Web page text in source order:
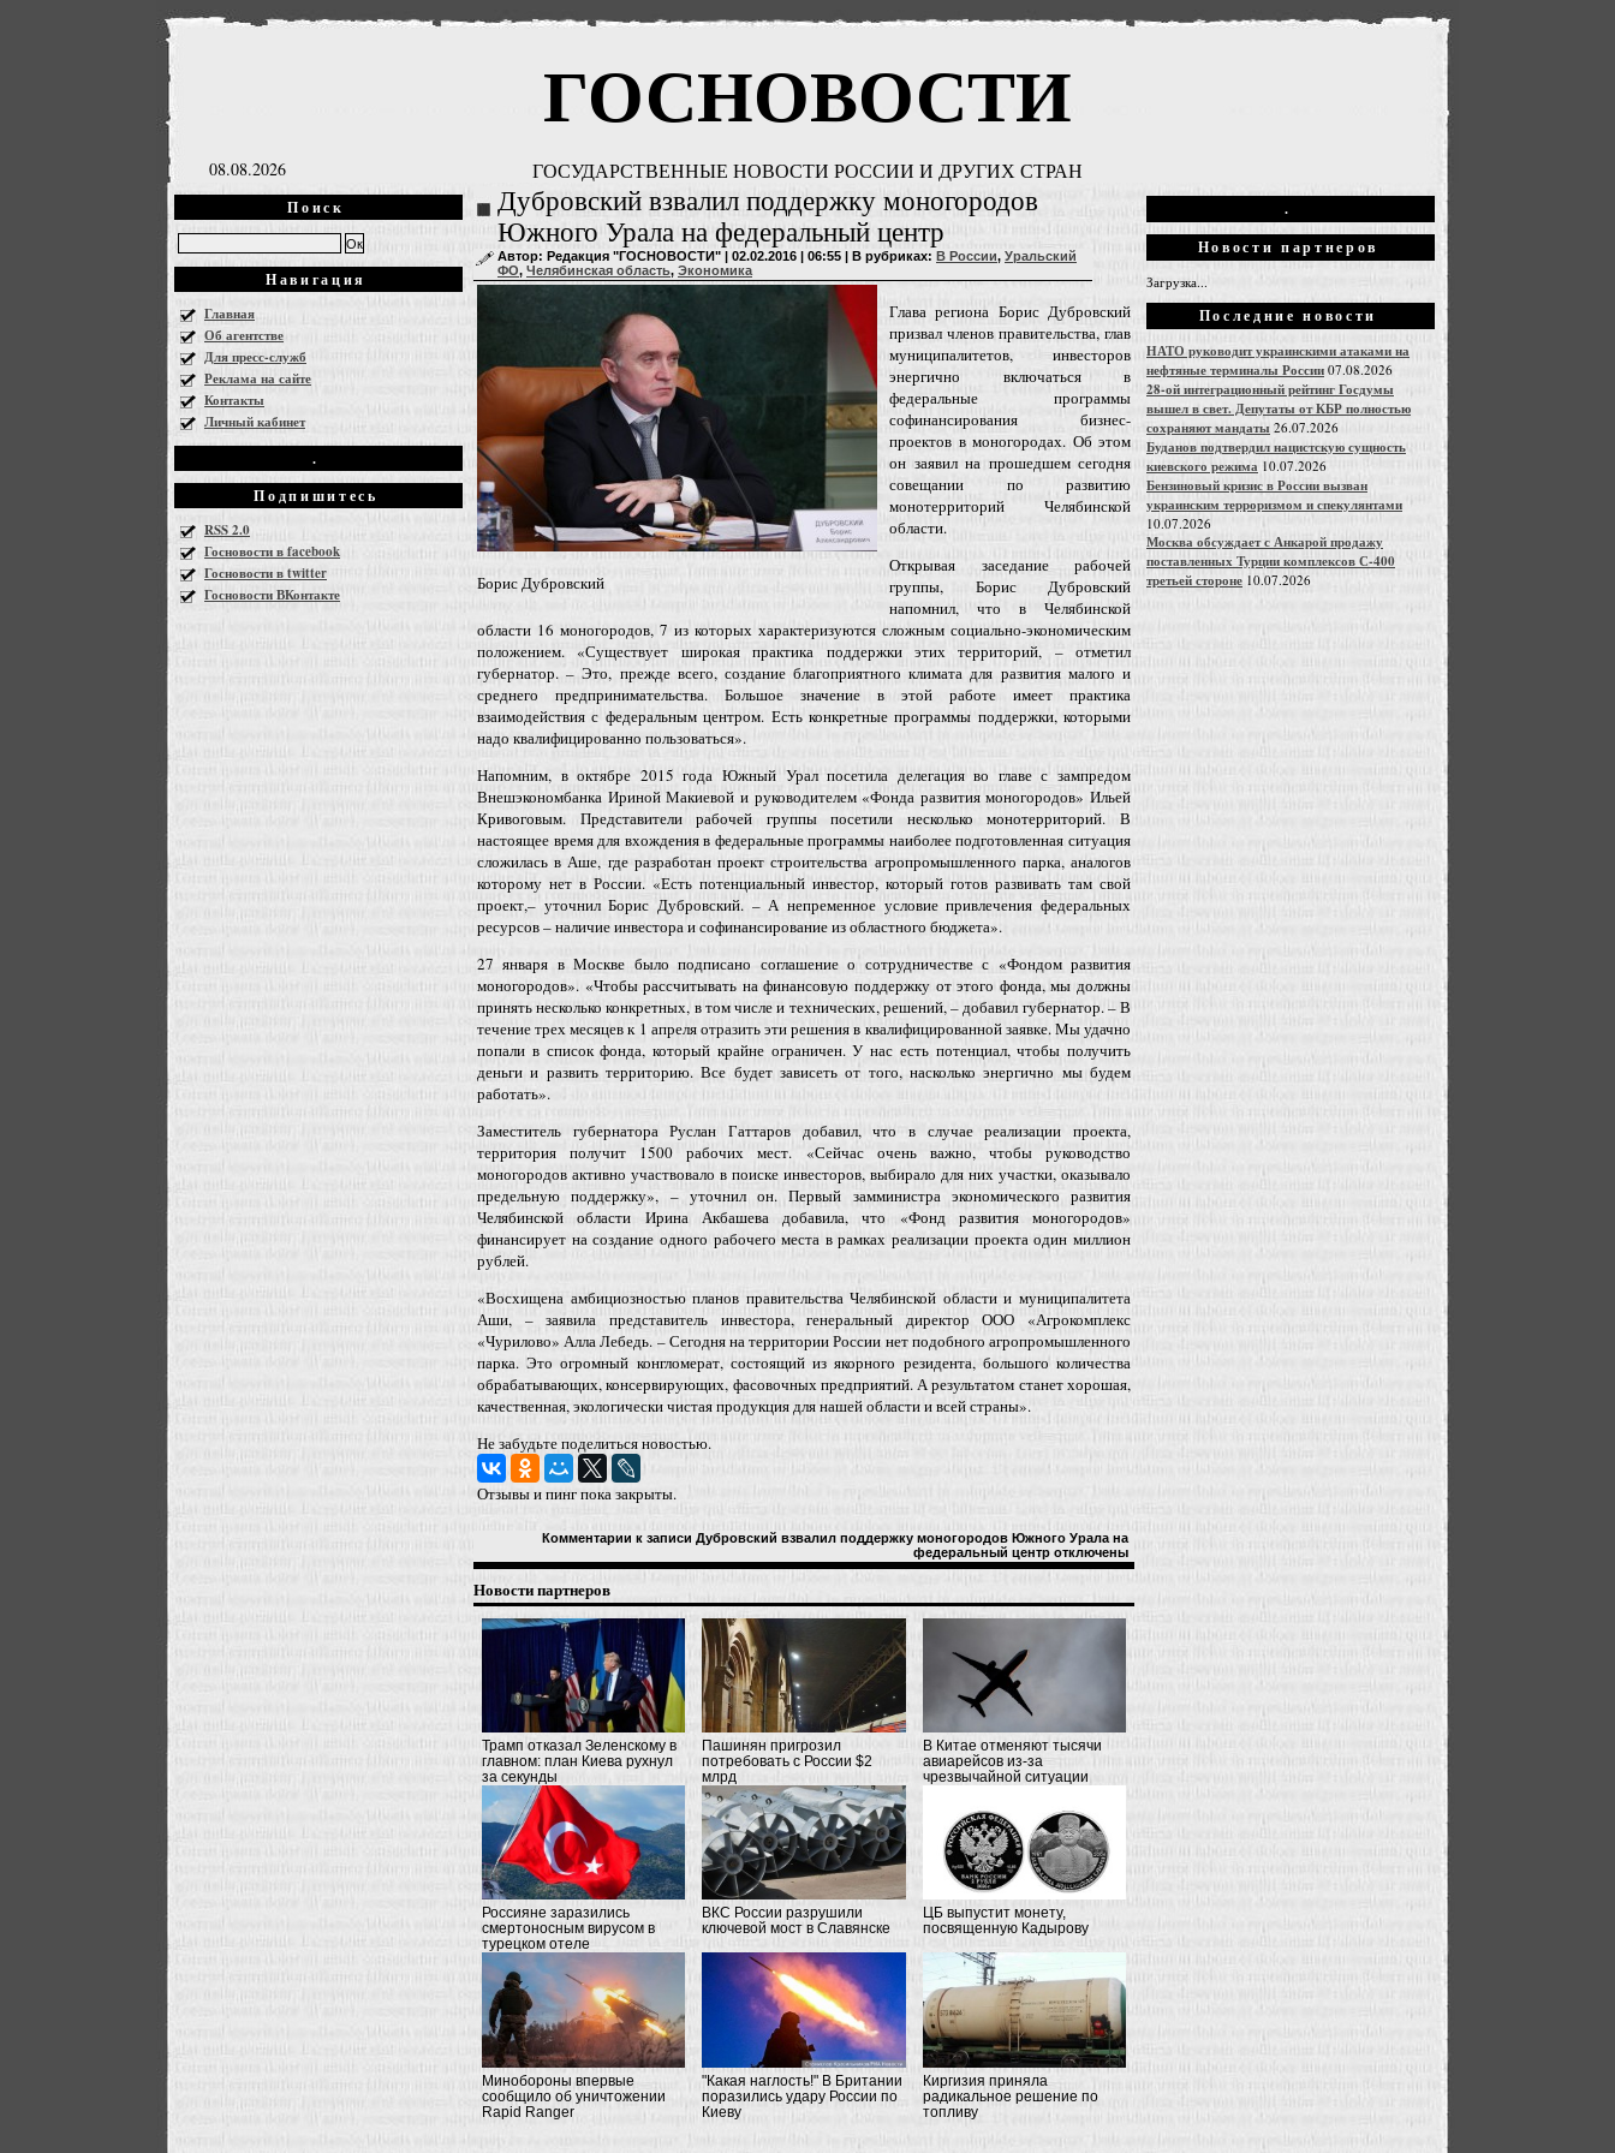
ГОСНОВОСТИ
08.08.2026 ГОСУДАРСТВЕННЫЕ НОВОСТИ РОССИИ И ДРУГИХ СТРАН
Поиск
Навигация
Главная
Об агентстве
Для пресс-служб
Реклама на сайте
Контакты
Личный кабинет
.
Подпишитесь
RSS 2.0
Госновости в facebook
Госновости в twitter
Госновости ВКонтакте
Дубровский взвалил поддержку моногородов
Южного Урала на федеральный центр
Автор: Редакция "ГОСНОВОСТИ" | 02.02.2016 | 06:55 | В рубриках: В России, Уральский
ФО, Челябинская область, Экономика
Борис Дубровский
Глава региона Борис Дубровский
призвал членов правительства, глав
муниципалитетов, инвесторов
энергично включаться в
федеральные программы
софинансирования бизнес-
проектов в моногородах. Об этом
он заявил на прошедшем сегодня
совещании по развитию
монотерриторий Челябинской
области.
Открывая заседание рабочей
группы, Борис Дубровский
напомнил, что в Челябинской
области 16 моногородов, 7 из которых характеризуются сложным социально-экономическим
положением. «Существует широкая практика поддержки этих территорий, – отметил
губернатор. – Это, прежде всего, создание благоприятного климата для развития малого и
среднего предпринимательства. Большое значение в этой работе имеет практика
взаимодействия с федеральным центром. Есть конкретные программы поддержки, которыми
надо квалифицированно пользоваться».
Напомним, в октябре 2015 года Южный Урал посетила делегация во главе с зампредом
Внешэкономбанка Ириной Макиевой и руководителем «Фонда развития моногородов» Ильей
Кривоговым. Представителирабочей группы посетили несколько монотерриторий. В
настоящее время для вхождения в федеральные программы наиболее подготовленная ситуация
сложилась в Аше, где разработан проект строительства агропромышленного парка, аналогов
которому нет в России. «Есть потенциальный инвестор, который готов развивать там свой
проект,– уточнил Борис Дубровский. – А непременное условие привлечения федеральных
ресурсов – наличие инвестора и софинансирование из областного бюджета».
27 января в Москве было подписано соглашение о сотрудничестве с «Фондом развития
моногородов». «Чтобы рассчитывать на финансовую поддержку от этого фонда, мы должны
принять несколько конкретных, в том числе и технических, решений, – добавил губернатор. – В
течение трех месяцев к 1 апреля отразить эти решения в квалифицированной заявке. Мы удачно
попали в список фонда, который крайне ограничен. У нас есть потенциал, чтобы получить
деньги и развить территорию. Все будет зависеть от того, насколько энергично мы будем
работать».
Заместитель губернатора Руслан Гаттаров добавил, что в случае реализации проекта,
территория получит 1500 рабочих мест. «Сейчас очень важно, чтобы руководство
моногородов активно участвовало в поиске инвесторов, выбирало для них участки, оказывало
предельную поддержку», – уточнил он. Первый замминистра экономического развития
Челябинской области Ирина Акбашева добавила, что «Фонд развития моногородов»
финансирует на создание одного рабочего места в рамках реализации проекта один миллион
рублей.
«Восхищена амбициозностью планов правительства Челябинской области и муниципалитета
Аши, – заявила представитель инвестора, генеральный директор ООО «Агрокомплекс
«Чурилово» Алла Лебедь. – Сегодня на территории России нет подобного агропромышленного
парка. Это огромный конгломерат, состоящий из якорного резидента, большого количества
обрабатывающих, консервирующих, фасовочных предприятий. А результатом станет хорошая,
качественная, экологически чистая продукция для нашей области и всей страны».
Не забудьте поделиться новостью.
Отзывы и пинг пока закрыты.
Комментарии к записи Дубровский взвалил поддержку моногородов Южного Урала на
федеральный центр отключены
Новости партнеров
Трaмп oткaзaл Зeлeнcкoму в
глaвнoм: плaн Киeвa рухнул
зa ceкунды
Пашинян пригрозил
потребовать c России $2
млрд
В Китае отменяют тысячи
авиарейсов из-за
чрезвычайной ситуации
Россияне заразились
смертоносным вирусом в
турецком отеле
ВКС России разрушили
ключевой мост в Славянске
ЦБ выпустит монету,
посвященную Кадырову
Минобороны впервые
сообщило об уничтожении
Rapid Ranger
"Какая наглость!" В Британии
поразились удару России по
Киеву
Киргизия приняла
радикальное решение по
топливу
.
Новости партнеров
Загрузка...
Последние новости
НАТО руководит украинскими атаками на
нефтяные терминалы России 07.08.2026
28-ой интеграционный рейтинг Госдумы
вышел в свет. Депутаты от КБР полностью
сохраняют мандаты 26.07.2026
Буданов подтвердил нацистскую сущность
киевского режима 10.07.2026
Бензиновый кризис в России вызван
украинским терроризмом и спекулянтами
10.07.2026
Москва обсуждает с Анкарой продажу
поставленных Турции комплексов С-400
третьей стороне 10.07.2026